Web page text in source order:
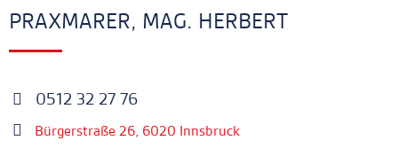
Ankerlink
PRAXMARER, MAG. HERBERT
0512 32 27 76
Bürgerstraße 26, 6020 Innsbruck